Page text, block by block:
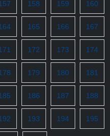
158 159 160
165 166 167
172 173 174
179 180 181
186 187 188
193 194 195